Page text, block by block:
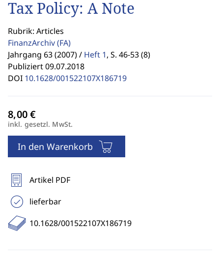
Tax Policy: A Note
Rubrik: Articles
FinanzArchiv(FA)
Jahrgang 63 (2007) / Heft 1, S. 46-53 (8)
Publiziert 09.07.2018
DOI 10.1628/001522107X186719
inkl. gesetzl. MwSt.
In den Warenkorb
Artikel PDF
lieferbar
10.1628/001522107X186719